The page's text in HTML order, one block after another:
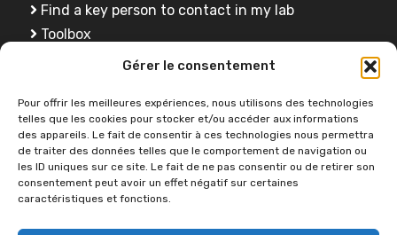
Gérer le consentement
Pour offrir les meilleures expériences, nous utilisons des technologies
telles que les cookies pour stocker et/ou accéder aux informations
des appareils. Le fait de consentir à ces technologies nous permettra
de traiter des données telles que le comportement de navigation ou
les ID uniques sur ce site. Le fait de ne pas consentir ou de retirer son
consentement peut avoir un effet négatif sur certaines
caractéristiques et fonctions.
Find a key person to contact in my lab
Toolbox
Do you have a question ?